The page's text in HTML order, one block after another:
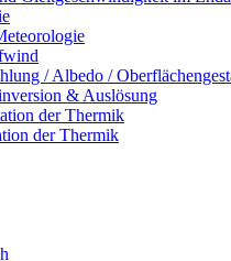
/ Albedo /
& Auslösung
der Thermik
der Thermik